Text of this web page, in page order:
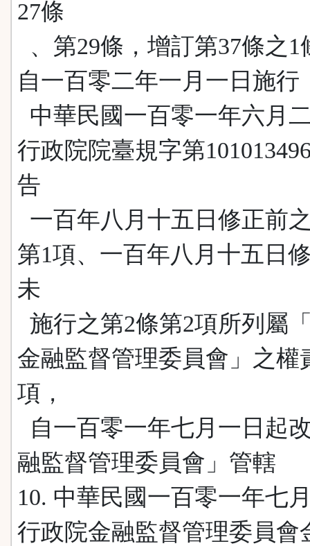
27條
、第29條，增訂第37條之1
自一百零二年一月一日施行
中華民國一百零一年六月
行政院院臺規字第
告
一百年八月十五日修正前
第1項、一百年八月十五日
未
施行之第2條第2項所列屬
金融監督管理委員會」之權
項，
自一百零一年七月一日起
融監督管理委員會」管轄
10. 中華民國一百零一年七
行政院金融監督管理委員會